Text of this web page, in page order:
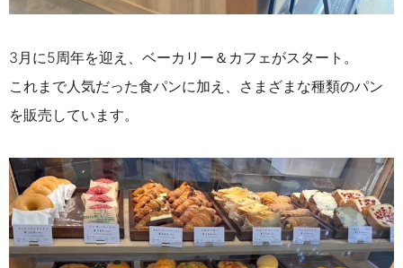
3月に5周年を迎え、ベーカリー＆カフェがスタート。
これまで人気だった食パンに加え、さまざまな種類のパン
を販売しています。